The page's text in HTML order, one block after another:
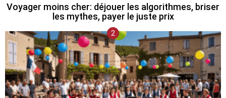
Voyager moins cher: déjouer les algorithmes, briser
les mythes, payer le juste prix